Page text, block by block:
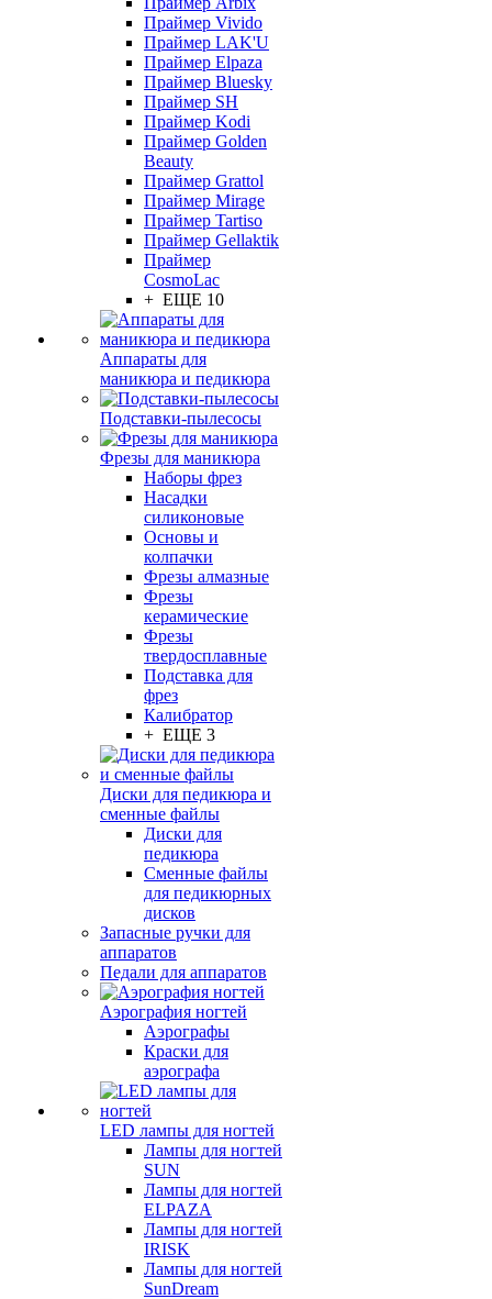
Праймер Vivido
Праймер LAK'U
Праймер Elpaza
Праймер Bluesky
Праймер SH
Праймер Kodi
Праймер Golden
Beauty
Праймер Grattol
Праймер Mirage
Праймер Tartiso
Праймер Gellaktik
Праймер
CosmoLac
+ ЕЩЕ 10
Аппараты для
маникюра и педикюра
Подставки-пылесосы
Фрезы для маникюра
Наборы фрез
Насадки
силиконовые
Основы и
колпачки
Фрезы алмазные
Фрезы
керамические
Фрезы
твердосплавные
Подставка для
фрез
Калибратор
+ ЕЩЕ 3
Диски для педикюра и
сменные файлы
Диски для
педикюра
Сменные файлы
для педикюрных
дисков
Запасные ручки для
аппаратов
Педали для аппаратов
Аэрография ногтей
Аэрографы
Краски для
аэрографа
LED лампы для ногтей
Лампы для ногтей
SUN
Лампы для ногтей
ELPAZA
Лампы для ногтей
IRISK
Лампы для ногтей
SunDream